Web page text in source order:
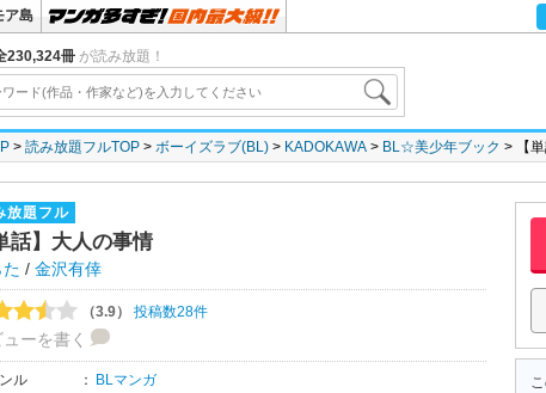
ア島
230,324冊 が読み放題！
読み放題フルTOP ボーイズラブ(BL) KADOKAWA BL☆美少年ブック 【
放題フル
話】大人の事情
た / 金沢有倖
（3.9） 投稿数28件
ューを書く
ル ： BLマンガ